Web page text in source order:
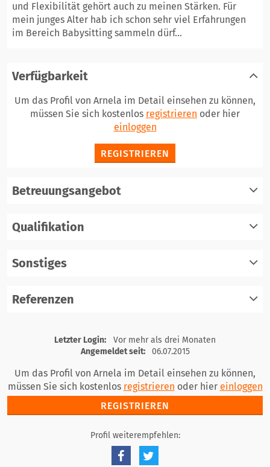
und Flexibilität gehört auch zu meinen Stärken. Für
mein junges Alter hab ich schon sehr viel Erfahrungen
im Bereich Babysitting sammeln dürf...
Verfügbarkeit
Um das Profil von Arnela im Detail einsehen zu können,
müssen Sie sich kostenlos registrieren oder hier
einloggen
REGISTRIEREN
Betreuungsangebot
Qualifikation
Sonstiges
Referenzen
registrieren
einloggen
Letzter Login:
Vor mehr als drei Monaten
Angemeldet seit:
06.07.2015
Um das Profil von Arnela im Detail einsehen zu können,
müssen Sie sich kostenlos registrieren oder hier einloggen
REGISTRIEREN
Profil weiterempfehlen: